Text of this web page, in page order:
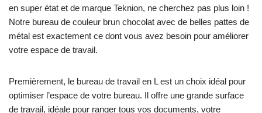
en super état et de marque Teknion, ne cherchez pas plus loin !
Notre bureau de couleur brun chocolat avec de belles pattes de
métal est exactement ce dont vous avez besoin pour améliorer
votre espace de travail.
Premièrement, le bureau de travail en L est un choix idéal pour
optimiser l’espace de votre bureau. Il offre une grande surface
de travail, idéale pour ranger tous vos documents, votre